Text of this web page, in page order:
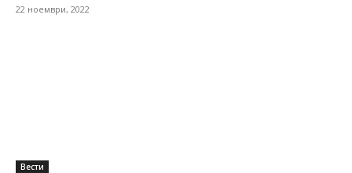
22 ноември, 2022
Вести